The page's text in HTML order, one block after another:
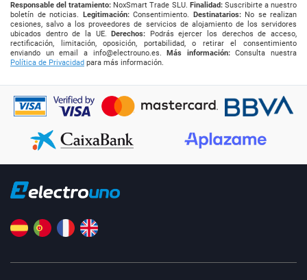
Responsable del tratamiento: NoxSmart Trade SLU. Finalidad:Suscribirte a nuestro
boletín de noticias.
Legitimación:Consentimiento. Destinatarios:No se realizan
cesiones, salvo a los proveedores de servicios de alojamiento de los servidores
ubicados dentro de la UE.
Derechos: Podrás ejercer los derechos de acceso,
rectificación, limitación, oposición, portabilidad, o retirar el consentimiento
enviando un email a info@electrouno.es. Más información:Consulta nuestra
Política de Privacidad para más información.